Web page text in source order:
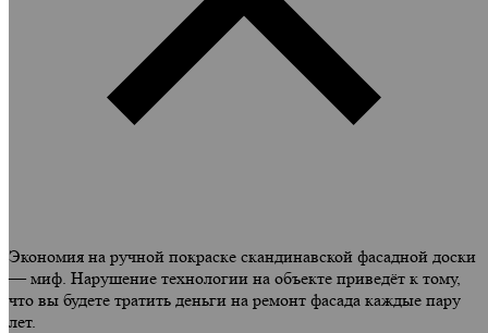
Экономия на ручной покраске скандинавской фасадной доски
— миф. Нарушение технологии на объекте приведёт к тому,
что вы будете тратить деньги на ремонт фасада каждые пару
лет.